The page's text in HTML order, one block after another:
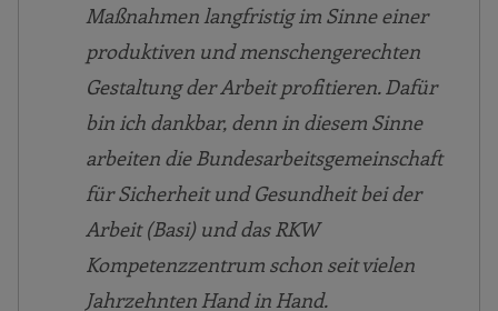
Maßnahmen langfristig im Sinne einer
produktiven und menschengerechten
Gestaltung der Arbeit profitieren. Dafür
bin ich dankbar, denn in diesem Sinne
arbeiten die Bundesarbeitsgemeinschaft
für Sicherheit und Gesundheit bei der
Arbeit (Basi) und das RKW
Kompetenzzentrum schon seit vielen
Jahrzehnten Hand in Hand.